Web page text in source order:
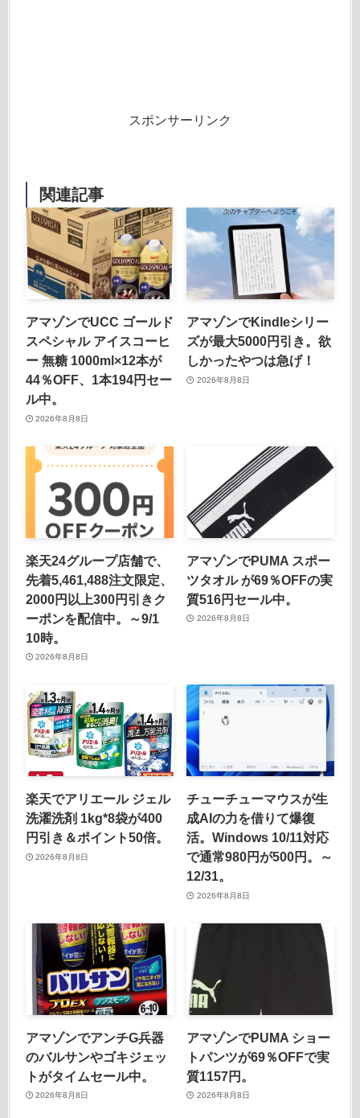
スポンサーリンク
関連記事
アマゾンでUCC ゴールド
スペシャル アイスコーヒ
ー 無糖 1000ml×12本が
44％OFF、1本194円セー
ル中。
2026年8月8日
アマゾンでKindleシリー
ズが最大5000円引き。欲
しかったやつは急げ！
2026年8月8日
楽天24グループ店舗で、
先着5,461,488注文限定、
2000円以上300円引きク
ーポンを配信中。～9/1
10時。
2026年8月8日
アマゾンでPUMA スポー
ツタオル が69％OFFの実
質516円セール中。
2026年8月8日
楽天でアリエール ジェル
洗濯洗剤 1kg*8袋が400
円引き＆ポイント50倍。
2026年8月8日
チューチューマウスが生
成AIの力を借りて爆復
活。Windows 10/11対応
で通常980円が500円。～
12/31。
2026年8月8日
アマゾンでアンチG兵器
のバルサンやゴキジェッ
トがタイムセール中。
2026年8月8日
アマゾンでPUMA ショー
トパンツが69％OFFで実
質1157円。
2026年8月8日